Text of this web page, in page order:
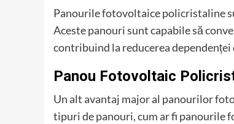
Panourile fotovoltaice policristaline
Aceste panouri sunt capabile să
contribuind la reducerea
Panou Fotovoltaic
Un alt avantaj major al panourilor
tipuri de panouri, cum ar fi